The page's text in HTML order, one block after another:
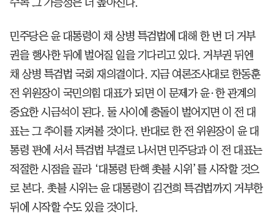
수록 그 가능성은 더 높아진다.
민주당은 윤 대통령이 채 상병 특검법에 대해 한 번 더 거부
권을 행사한 뒤에 벌어질 일을 기다리고 있다. 거부권 뒤엔
채 상병 특검법 국회 재의결이다. 지금 여론조사대로 한동훈
전 위원장이 국민의힘 대표가 되면 이 문제가 윤·한 관계의
중요한 시금석이 된다. 둘 사이에 충돌이 벌어지면 이 전 대
표는 그 추이를 지켜볼 것이다. 반대로 한 전 위원장이 윤 대
통령 편에 서서 특검법 부결로 나서면 민주당과 이 전 대표는
적절한 시점을 골라 ‘대통령 탄핵 촛불 시위’를 시작할 것으
로 본다. 촛불 시위는 윤 대통령이 김건희 특검법까지 거부한
뒤에 시작할 수도 있을 것이다.